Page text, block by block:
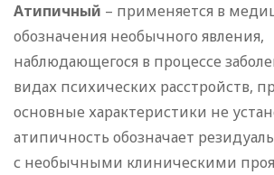
Атипичный – применяется в
обозначения необычного явления,
наблюдающегося в процессе
видах психических расстройств,
основные характеристики не
атипичность обозначает
с необычными клиническими